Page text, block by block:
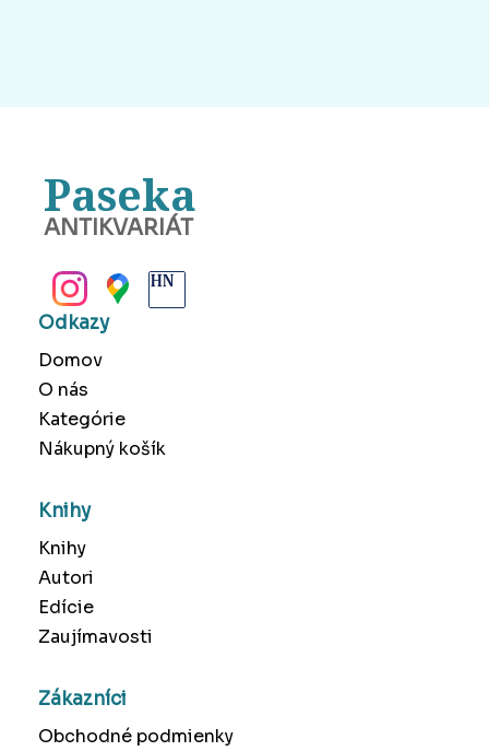
Paseka
ANTIKVARIÁT
Odkazy
Domov
O nás
Kategórie
Nákupný košík
Knihy
Knihy
Autori
Edície
Zaujímavosti
Zákazníci
Obchodné podmienky